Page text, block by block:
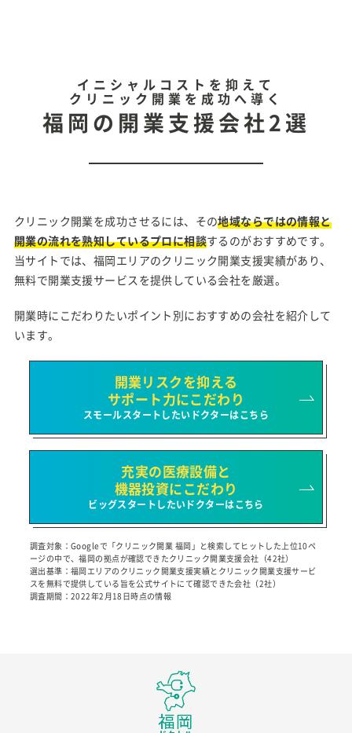
イニシャルコストを抑えて
クリニック開業を成功へ導く
福岡の開業支援会社2選
クリニック開業を成功させるには、その地域ならではの情報と
開業の流れを熟知しているプロに相談するのがおすすめです。
当サイトでは、福岡エリアのクリニック開業支援実績があり、
無料で開業支援サービスを提供している会社を厳選。
開業時にこだわりたいポイント別におすすめの会社を紹介して
います。
開業リスクを抑える
サポート力にこだわり
スモールスタートしたいドクターはこちら
充実の医療設備と
機器投資にこだわり
ビッグスタートしたいドクターはこちら
調査対象：Googleで「クリニック開業 福岡」と検索してヒットした上位10ペ
ージの中で、福岡の拠点が確認できたクリニック開業支援会社（42社）
選出基準：福岡エリアのクリニック開業支援実績とクリニック開業支援サービ
スを無料で提供している旨を公式サイトにて確認できた会社（2社）
調査期間：2022年2月18日時点の情報